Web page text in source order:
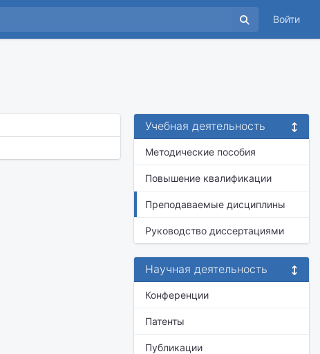
Войти
Учебная деятельность
Методические пособия
Повышение квалификации
Преподаваемые дисциплины
Руководство диссертациями
Научная деятельность
Конференции
Патенты
Публикации